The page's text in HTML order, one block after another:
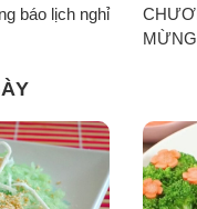
báo lịch nghỉ